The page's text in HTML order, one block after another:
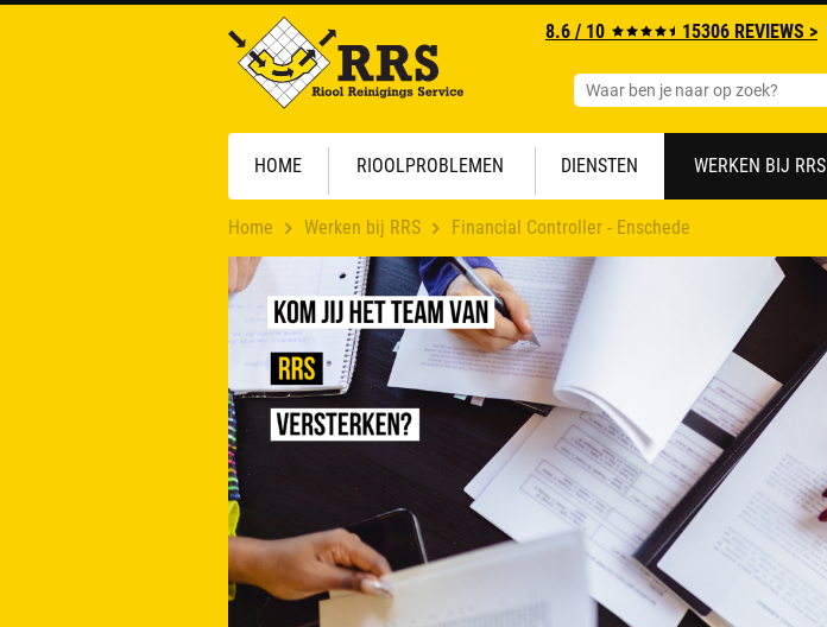
8.6 / 10 15306 REVIEWS >
HOME RIOOLPROBLEMEN DIENSTEN WERKEN BIJ RRS
Home Werken bij RRS Financial Controller - Enschede